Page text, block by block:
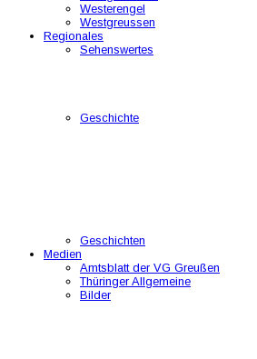
Westerengel
Westgreussen
Regionales
Sehenswertes
Geschichte
Geschichten
Medien
Amtsblatt der VG Greußen
Thüringer Allgemeine
Bilder